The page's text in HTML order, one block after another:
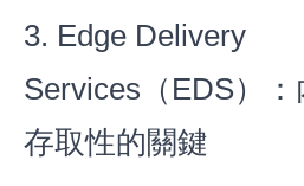
3. Edge Delivery
Services（EDS）
存取性的關鍵